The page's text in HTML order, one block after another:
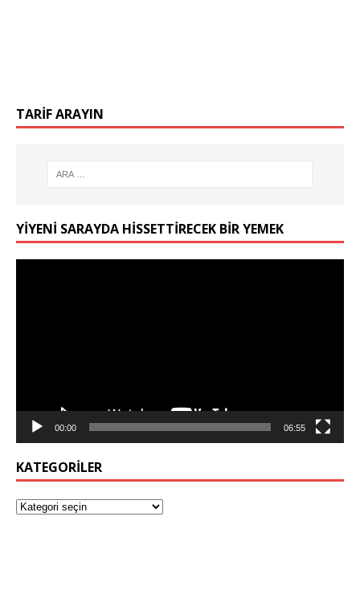
TARIF ARAYIN
YIYENI SARAYDA HISSETTIRECEK BIR YEMEK
00:00 06:55
KATEGORILER